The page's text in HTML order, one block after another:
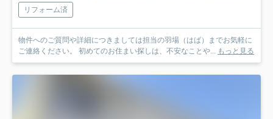
リフォーム済
物件へのご質問や詳細につきましては担当の羽場（はば）までお気軽に
ご連絡ください。 初めてのお住まい探しは、不安なことや... もっと見る